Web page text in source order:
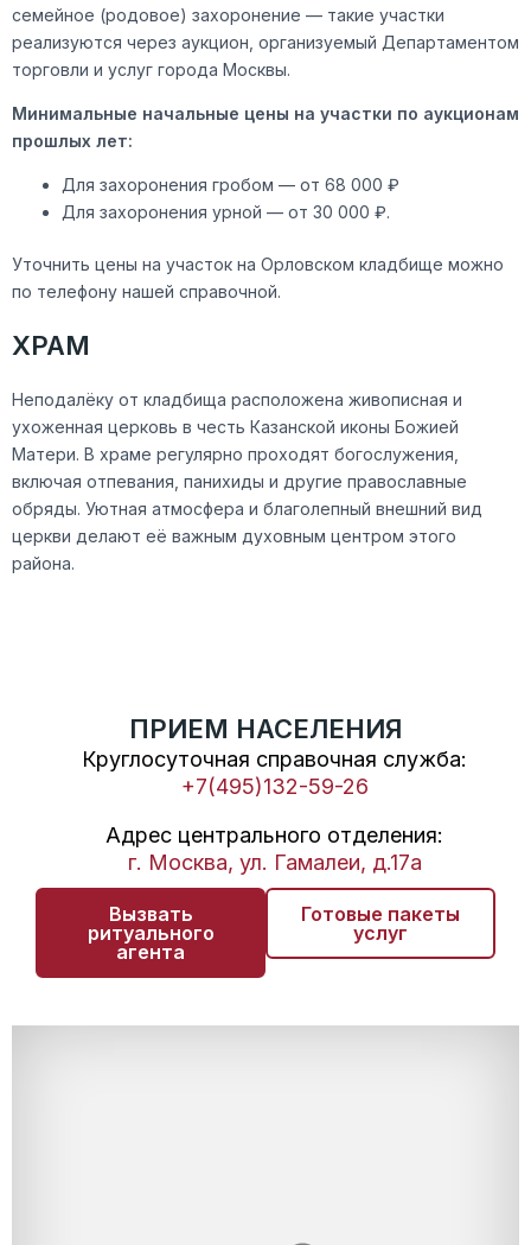
семейное (родовое) захоронение — такие участки
реализуются через аукцион, организуемый Департаментом
торговли и услуг города Москвы.
Минимальные начальные цены на участки по аукционам
прошлых лет:
Для захоронения гробом — от 68 000 ₽
Для захоронения урной — от 30 000 ₽.
Уточнить цены на участок на Орловском кладбище можно
по телефону нашей справочной.
ХРАМ
Неподалёку от кладбища расположена живописная и
ухоженная церковь в честь Казанской иконы Божией
Матери. В храме регулярно проходят богослужения,
включая отпевания, панихиды и другие православные
обряды. Уютная атмосфера и благолепный внешний вид
церкви делают её важным духовным центром этого
района.
ПРИЕМ НАСЕЛЕНИЯ
Круглосуточная справочная служба:
+7(495)132-59-26
Адрес центрального отделения:
г. Москва, ул. Гамалеи, д.17а
Вызвать
ритуального
агента
Готовые пакеты
услуг